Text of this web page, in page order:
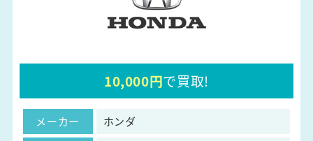
10,000円で買取!
メーカー
ホンダ